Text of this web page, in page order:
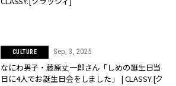
CULTURE Sep, 3, 2025
なにわ男子・藤原丈一郎さん「しめの誕生日当
日に4人でお誕生日会をしました」 | CLASSY.[ク